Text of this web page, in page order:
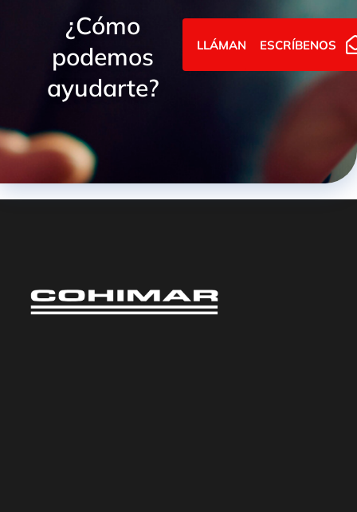
¿Cómo
podemos
ayudarte?
LLÁMANOSESCRÍBENOS